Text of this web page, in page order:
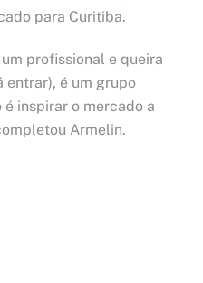
para Curitiba.
profissional e queira
é um grupo
inspirar o mercado a
Armelin.